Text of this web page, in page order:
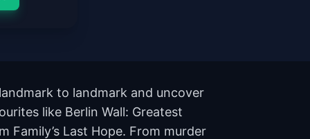
to landmark and uncover
like Berlin Wall: Greatest
Family’s Last Hope. From murder